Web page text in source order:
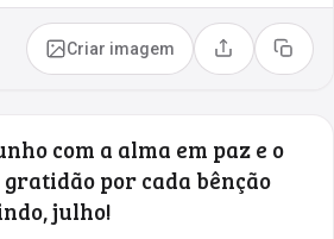
Criar imagem Compartilhar
Copiar
com a alma em paz e o
gratidão por cada bênção
julho!